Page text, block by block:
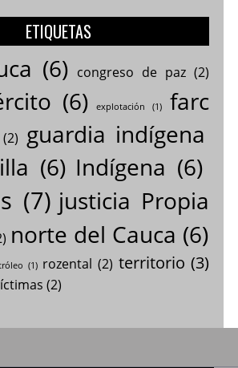
ETIQUETAS
(6) congreso de paz(2)
(6) explotación (1)
farc
(2) guardia indígena
(6) Indígena (6)
(7) justicia Propia
norte del Cauca (6)
(1) rozental (2) territorio (3)
(2)